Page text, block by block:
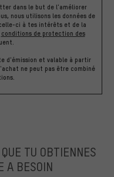
dans le but de l'améliorer
nous utilisons les données de
ci à tes intérêts et de la
conditions de protection des
d'émission et valable à partir
ne peut pas être combiné
TU OBTIENNES
A BESOIN